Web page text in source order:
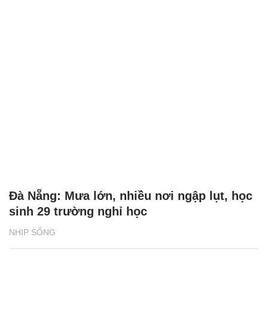
NHỊP SỐNG
Đà Nẵng: Mưa lớn, nhiều nơi ngập lụt, học
sinh 29 trường nghỉ học